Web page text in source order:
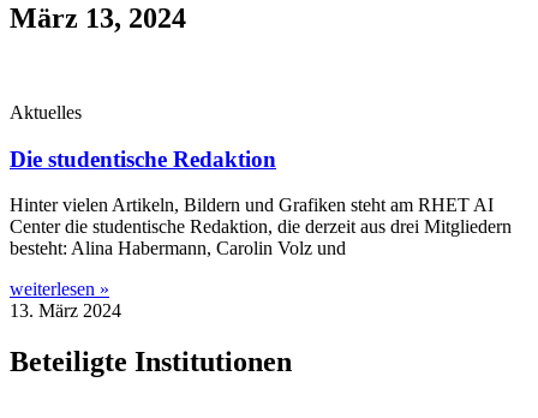
März 13, 2024
Aktuelles
Die studentische Redaktion
Hin­ter vie­len Arti­keln, Bil­dern und Gra­fi­ken steht am RHET AI
Cen­ter die stu­den­ti­sche Redak­ti­on, die der­zeit aus drei Mit­glie­dern
besteht: Ali­na Haber­mann, Caro­lin Volz und
weiterlesen »
13. März 2024
Beteiligte Institutionen